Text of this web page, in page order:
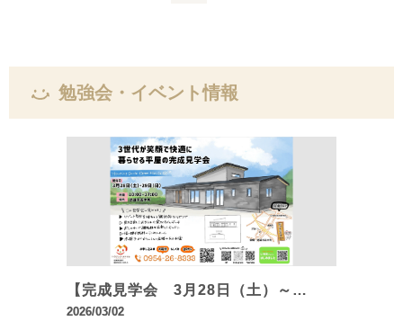
勉強会・イベント情報
【完成見学会 3月28日（土）～…
2026/03/02